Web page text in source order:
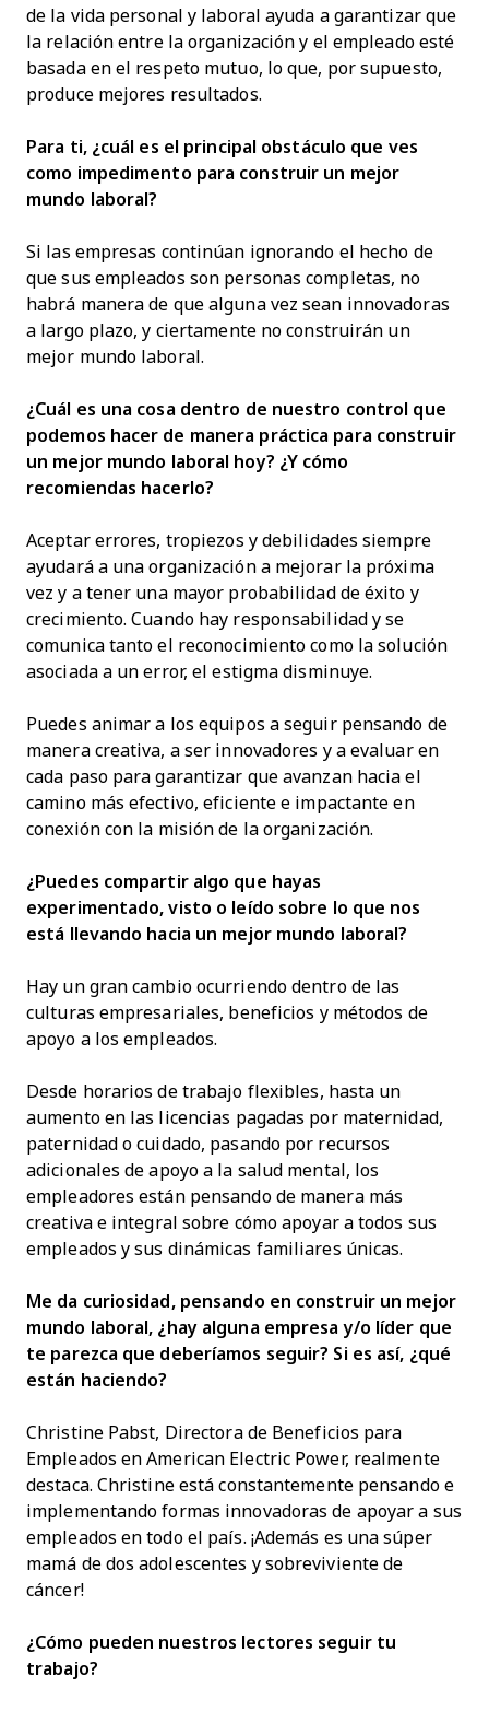
de la vida personal y laboral ayuda a garantizar que
la relación entre la organización y el empleado esté
basada en el respeto mutuo, lo que, por supuesto,
produce mejores resultados.
Para ti, ¿cuál es el principal obstáculo que ves
como impedimento para construir un mejor
mundo laboral?
Si las empresas continúan ignorando el hecho de
que sus empleados son personas completas, no
habrá manera de que alguna vez sean innovadoras
a largo plazo, y ciertamente no construirán un
mejor mundo laboral.
¿Cuál es una cosa dentro de nuestro control que
podemos hacer de manera práctica para construir
un mejor mundo laboral hoy? ¿Y cómo
recomiendas hacerlo?
Aceptar errores, tropiezos y debilidades siempre
ayudará a una organización a mejorar la próxima
vez y a tener una mayor probabilidad de éxito y
crecimiento. Cuando hay responsabilidad y se
comunica tanto el reconocimiento como la solución
asociada a un error, el estigma disminuye.
Puedes animar a los equipos a seguir pensando de
manera creativa, a ser innovadores y a evaluar en
cada paso para garantizar que avanzan hacia el
camino más efectivo, eficiente e impactante en
conexión con la misión de la organización.
¿Puedes compartir algo que hayas
experimentado, visto o leído sobre lo que nos
está llevando hacia un mejor mundo laboral?
Hay un gran cambio ocurriendo dentro de las
culturas empresariales, beneficios y métodos de
apoyo a los empleados.
Desde horarios de trabajo flexibles, hasta un
aumento en las licencias pagadas por maternidad,
paternidad o cuidado, pasando por recursos
adicionales de apoyo a la salud mental, los
empleadores están pensando de manera más
creativa e integral sobre cómo apoyar a todos sus
empleados y sus dinámicas familiares únicas.
Me da curiosidad, pensando en construir un mejor
mundo laboral, ¿hay alguna empresa y/o líder que
te parezca que deberíamos seguir? Si es así, ¿qué
están haciendo?
Christine Pabst, Directora de Beneficios para
Empleados en American Electric Power, realmente
destaca. Christine está constantemente pensando e
implementando formas innovadoras de apoyar a sus
empleados en todo el país. ¡Además es una súper
mamá de dos adolescentes y sobreviviente de
cáncer!
¿Cómo pueden nuestros lectores seguir tu
trabajo?